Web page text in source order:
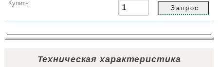
Техническая характеристика